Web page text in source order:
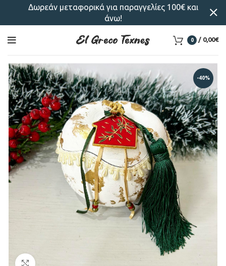
0 / 0,00€
-40%
Δωρεάν μεταφορικά για παραγγελίες 100€ και
άνω!